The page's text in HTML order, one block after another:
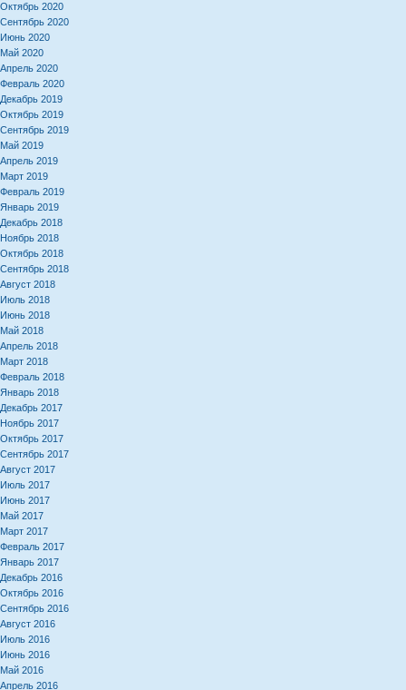
Октябрь 2020
Сентябрь 2020
Июнь 2020
Май 2020
Апрель 2020
Февраль 2020
Декабрь 2019
Октябрь 2019
Сентябрь 2019
Май 2019
Апрель 2019
Март 2019
Февраль 2019
Январь 2019
Декабрь 2018
Ноябрь 2018
Октябрь 2018
Сентябрь 2018
Август 2018
Июль 2018
Июнь 2018
Май 2018
Апрель 2018
Март 2018
Февраль 2018
Январь 2018
Декабрь 2017
Ноябрь 2017
Октябрь 2017
Сентябрь 2017
Август 2017
Июль 2017
Июнь 2017
Май 2017
Март 2017
Февраль 2017
Январь 2017
Декабрь 2016
Октябрь 2016
Сентябрь 2016
Август 2016
Июль 2016
Июнь 2016
Май 2016
Апрель 2016